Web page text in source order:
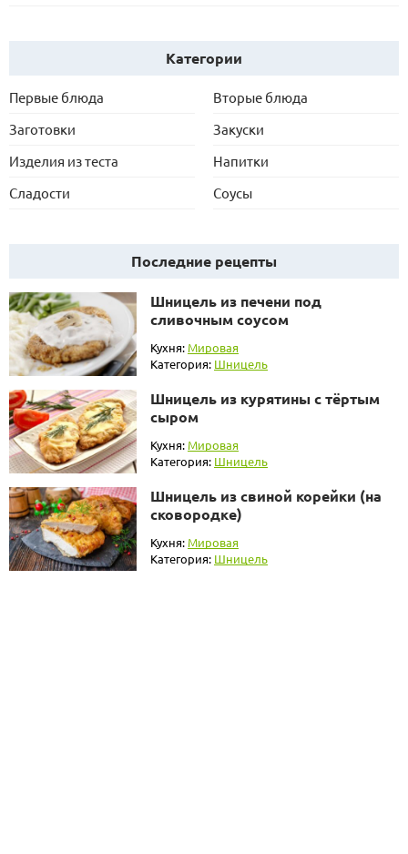
Категории
Первые блюда
Вторые блюда
Заготовки
Закуски
Изделия из теста
Напитки
Сладости
Соусы
Последние рецепты
Шницель из печени под
сливочным соусом
Кухня: Мировая
Категория: Шницель
Шницель из курятины с тёртым
сыром
Кухня: Мировая
Категория: Шницель
Шницель из свиной корейки (на
сковородке)
Кухня: Мировая
Категория: Шницель